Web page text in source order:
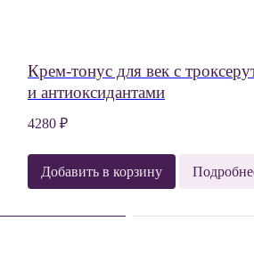
Крем-тонус для век с
и антиоксидантами
4280 ₽
Добавить в корзину
Чат-бот поддержки